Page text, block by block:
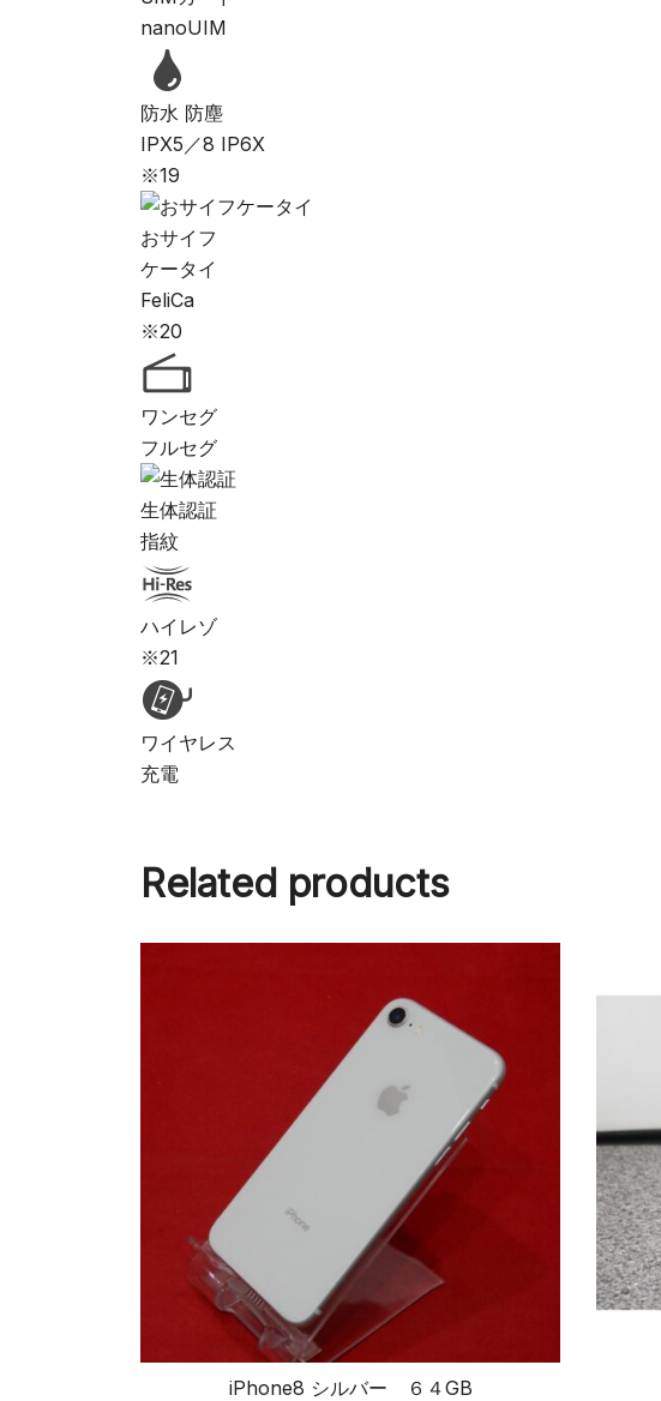
nanoUIM
防水 防塵
IPX5／8 IP6X
※19
おサイフ
ケータイ
FeliCa
※20
ワンセグ
フルセグ
生体認証
指紋
ハイレゾ
※21
ワイヤレス
充電
Related products
iPhone8 シルバー ６４GB